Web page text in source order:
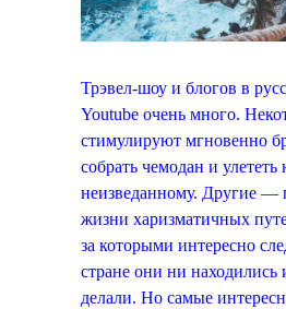
Трэвел-шоу и блогов в
Youtube очень много.
стимулируют мгновенно
собрать чемодан и улететь
неизведанному. Другие —
жизни харизматичных
за которыми интересно
стране они ни находились
делали. Но самые